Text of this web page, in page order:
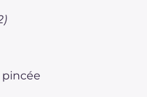
pincée